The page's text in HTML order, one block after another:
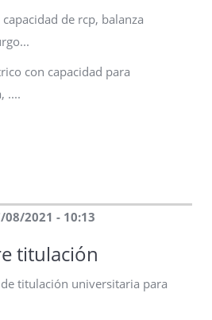
de rcp, balanza
con capacidad para
....
2021 - 10:13
titulación
titulación universitaria para